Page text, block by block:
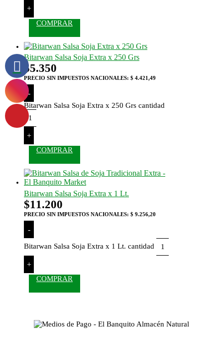
+
COMPRAR
Bitarwan Salsa Soja Extra x 250 Grs
$5.350
PRECIO SIN IMPUESTOS NACIONALES: $ 4.421,49
-
Bitarwan Salsa Soja Extra x 250 Grs cantidad
+
COMPRAR
Bitarwan Salsa Soja Extra x 1 Lt.
$11.200
PRECIO SIN IMPUESTOS NACIONALES: $ 9.256,20
-
Bitarwan Salsa Soja Extra x 1 Lt. cantidad
+
COMPRAR